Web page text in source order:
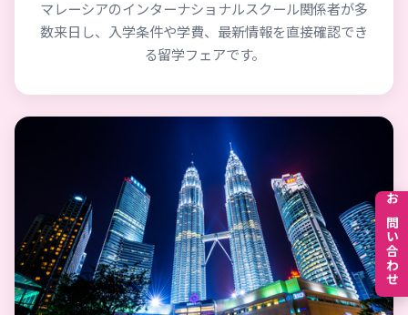
マレーシアのインターナショナルスクール関係者が多
数来日し、入学条件や学費、最新情報を直接確認でき
る留学フェアです。
お問い合わせ